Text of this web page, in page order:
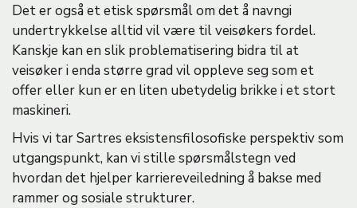
Det er også et etisk spørsmål om det å navngi
undertrykkelse alltid vil være til veisøkers fordel.
Kanskje kan en slik problematisering bidra til at
veisøker i enda større grad vil oppleve seg som et
offer eller kun er en liten ubetydelig brikke i et stort
maskineri.
Hvis vi tar Sartres eksistensfilosofiske perspektiv som
utgangspunkt, kan vi stille spørsmålstegn ved
hvordan det hjelper karriereveiledning å bakse med
rammer og sosiale strukturer.